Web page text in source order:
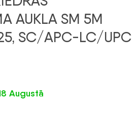
AUKLA SM 5M
SC/APC-LC/UPC
Augustā